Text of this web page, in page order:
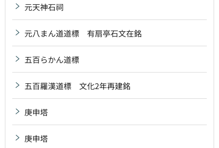
元天神石祠
元八まん道道標 有扇亭石文在銘
五百らかん道標
五百羅漢道標 文化2年再建銘
庚申塔
庚申塔